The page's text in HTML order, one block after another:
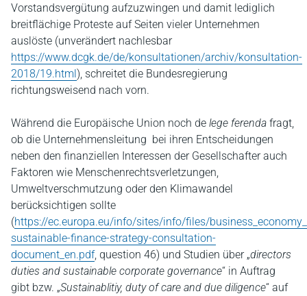
Vorstandsvergütung aufzuzwingen und damit lediglich
breitflächige Proteste auf Seiten vieler Unternehmen
auslöste (unverändert nachlesbar
https://www.dcgk.de/de/konsultationen/archiv/konsultation-
2018/19.html), schreitet die Bundesregierung
richtungsweisend nach vorn.
Während die Europäische Union noch de lege ferenda fragt,
ob die Unternehmensleitung bei ihren Entscheidungen
neben den finanziellen Interessen der Gesellschafter auch
Faktoren wie Menschenrechtsverletzungen,
Umweltverschmutzung oder den Klimawandel
berücksichtigen sollte
(https://ec.europa.eu/info/sites/info/files/
sustainable-finance-strategy-consultation-
document_en.pdf, question 46) und Studien über „directors
duties and sustainable corporate governance“ in Auftrag
gibt bzw. „Sustainablitiy, duty of care and due diligence“ auf